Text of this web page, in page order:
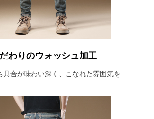
わりのウォッシュ加工
具合が味わい深く、こなれた雰囲気を